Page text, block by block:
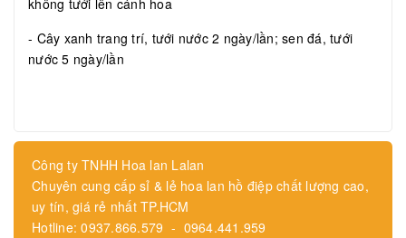
không tưới lên cánh hoa
- Cây xanh trang trí, tưới nước 2 ngày/lần; sen đá, tưới
nước 5 ngày/lần
Công ty TNHH Hoa lan Lalan
Chuyên cung cấp sỉ & lẻ hoa lan hồ điệp chất lượng cao,
uy tín, giá rẻ nhất TP.HCM
Hotline: 0937.866.579 - 0964.441.959